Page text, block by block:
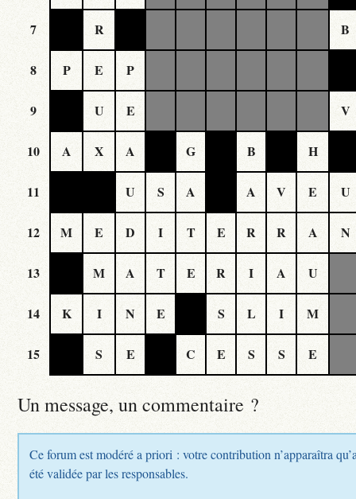
7 R B
8 P E P
9 U E V
10 A X A G B H
11 U S A A V E U
12 M E D I T E R R A N
13 M A T E R I A U
14 K I N E S L I M
15 S E C E S S E
Un message, un commentaire ?
Ce forum est modéré a priori : votre contribution n’apparaîtra
été validée par les responsables.